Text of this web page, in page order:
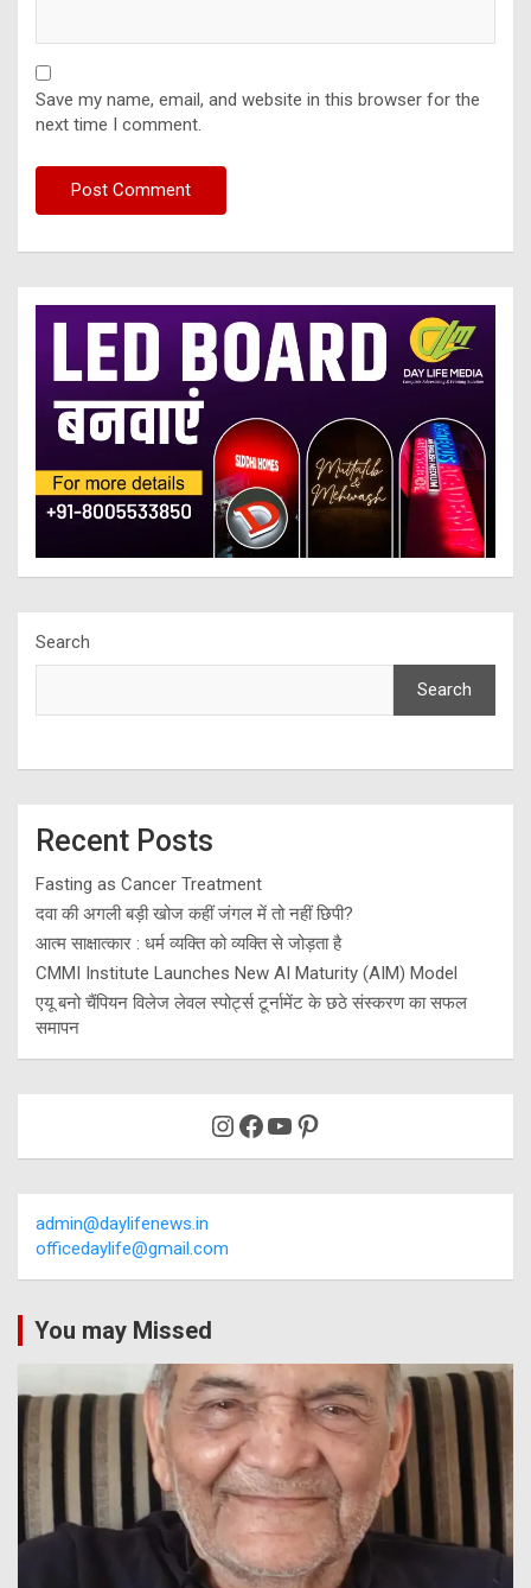
Save my name, email, and website in this browser for the
next time I comment.
Search
Search
Recent Posts
Fasting as Cancer Treatment
दवा की अगली बड़ी खोज कहीं जंगल में तो नहीं छिपी?
आत्म साक्षात्कार : धर्म व्यक्ति को व्यक्ति से जोड़ता है
CMMI Institute Launches New AI Maturity (AIM) Model
एयू बनो चैंपियन विलेज लेवल स्पोर्ट्स टूर्नामेंट के छठे संस्करण का सफल
समापन
Instagram
Facebook
YouTube
Pinterest
admin@daylifenews.in
officedaylife@gmail.com
You may Missed